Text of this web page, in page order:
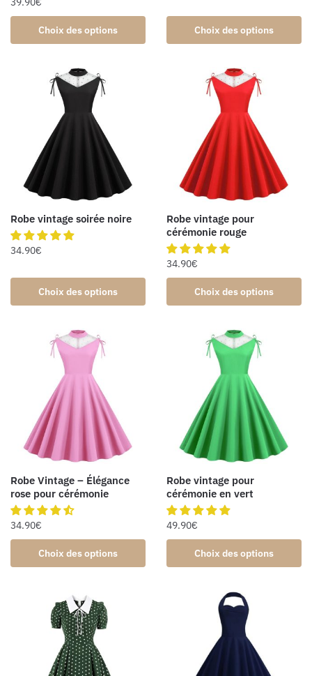
Choix des options Choix des options
Robe vintage soirée noire
34.90€
Choix des options
Robe vintage pour
cérémonie rouge
34.90€
Choix des options
Robe Vintage – Élégance
rose pour cérémonie
34.90€
Choix des options
Robe vintage pour
cérémonie en vert
49.90€
Choix des options